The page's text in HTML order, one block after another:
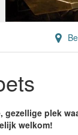
gezellige plek
welkom!